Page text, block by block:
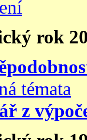
rok
témata
z